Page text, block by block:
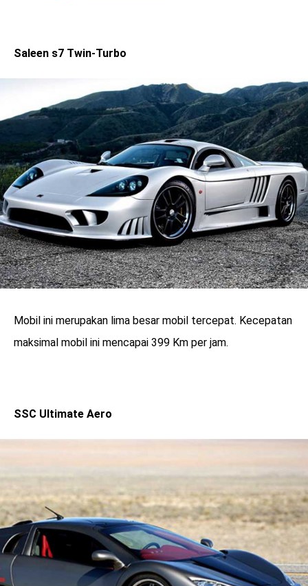
Saleen s7 Twin-Turbo
Mobil ini merupakan lima besar mobil tercepat. Kecepatan
maksimal mobil ini mencapai 399 Km per jam.
SSC Ultimate Aero